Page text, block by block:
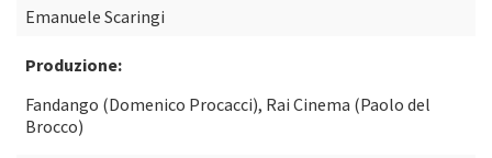
Emanuele Scaringi
Produzione:
Fandango (Domenico Procacci), Rai Cinema (Paolo del
Brocco)